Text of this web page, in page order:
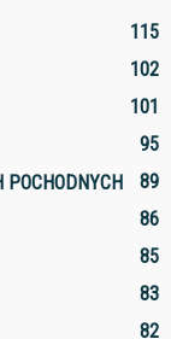
115
102
101
95
89
86
85
83
82